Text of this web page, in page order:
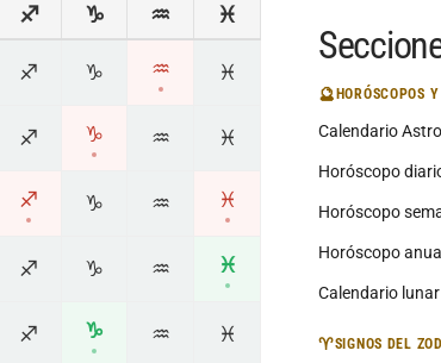
♐ ♑ ♒ ♓
♐ ♑ ♒ ♓
♐ ♑ ♒ ♓
♐ ♑ ♒ ♓
♐ ♑ ♒ ♓
♐ ♑ ♒ ♓
🔮HORÓSCOPOS
Calendario
Horóscopo
Horóscopo
Horóscopo anual
Calendario lunar
♈SIGNOS DEL